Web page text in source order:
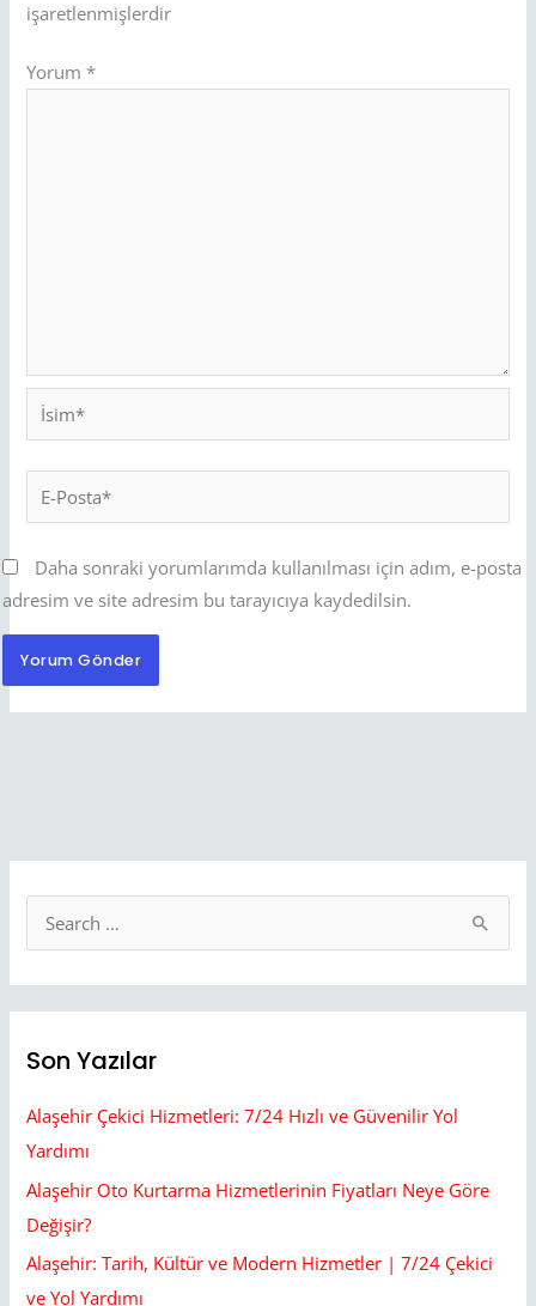
işaretlenmişlerdir
Yorum *
İsim*
Posta*
Daha sonraki yorumlarımda kullanılması için adım, e-posta
adresim ve site adresim bu tarayıcıya kaydedilsin.
c
r
:
Son Yazılar
Alaşehir Çekici Hizmetleri: 7/24 Hızlı ve Güvenilir Yol
Yardımı
Alaşehir Oto Kurtarma Hizmetlerinin Fiyatları Neye Göre
Değişir?
Alaşehir: Tarih, Kültür ve Modern Hizmetler | 7/24 Çekici
ve Yol Yardımı